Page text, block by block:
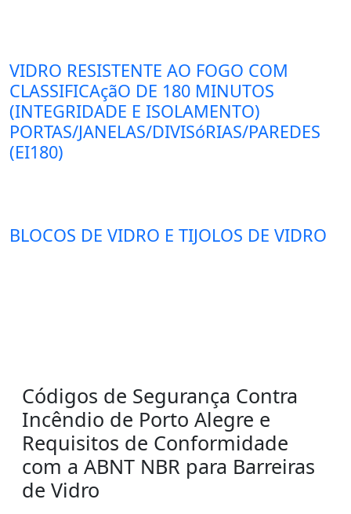
VIDRO RESISTENTE AO FOGO COM
CLASSIFICAçãO DE 180 MINUTOS
(INTEGRIDADE E ISOLAMENTO)
PORTAS/JANELAS/DIVISóRIAS/PAREDES
(EI180)
BLOCOS DE VIDRO E TIJOLOS DE VIDRO
Códigos de Segurança Contra
Incêndio de Porto Alegre e
Requisitos de Conformidade
com a ABNT NBR para Barreiras
de Vidro